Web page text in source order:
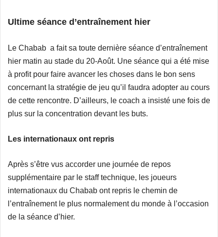
Ultime séance d’entraînement hier
Le Chabab a fait sa toute dernière séance d’entraînement
hier matin au stade du 20-Août. Une séance qui a été mise
à profit pour faire avancer les choses dans le bon sens
concernant la stratégie de jeu qu’il faudra adopter au cours
de cette rencontre. D’ailleurs, le coach a insisté une fois de
plus sur la concentration devant les buts.
Les internationaux ont repris
Après s’être vus accorder une journée de repos
supplémentaire par le staff technique, les joueurs
internationaux du Chabab ont repris le chemin de
l’entraînement le plus normalement du monde à l’occasion
de la séance d’hier.